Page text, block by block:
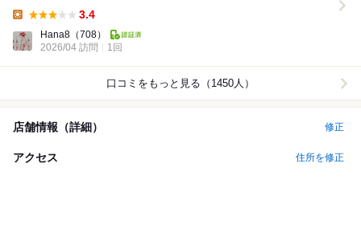
3.4
Hana8 （708）
2026/04 訪問
1回
口コミをもっと見る（1450人）
店舗情報（詳細） 修正
アクセス 住所を修正